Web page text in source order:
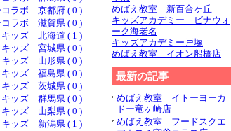
コラボ 京都府 ( 0 )
コラボ 滋賀県 ( 0 )
キッズ 北海道 ( 1 )
キッズ 宮城県 ( 0 )
キッズ 山形県 ( 0 )
キッズ 福島県 ( 0 )
キッズ 茨城県 ( 0 )
キッズ 群馬県 ( 0 )
キッズ 山梨県 ( 0 )
キッズ 新潟県 ( 1 )
めばえ教室 新百合ヶ丘
キッズアカデミー ビナウォ
ーク海老名
キッズアカデミー戸塚
めばえ教室 イオン船橋店
最新の記事
めばえ教室 イトーヨーカ
ドー竜ヶ崎店
めばえ教室 フードスクエ